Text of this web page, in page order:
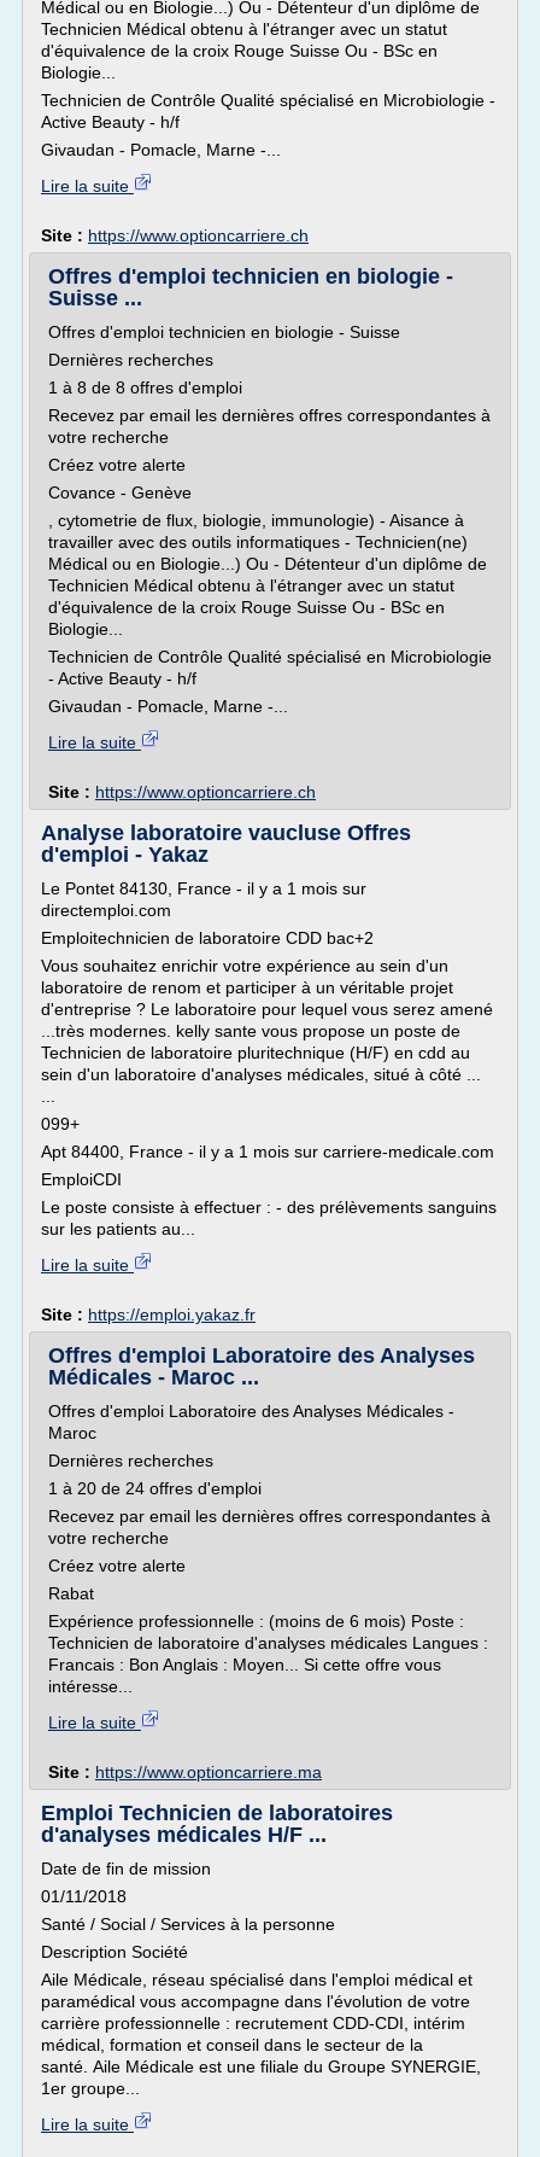
Médical ou en Biologie...) Ou - Détenteur d'un diplôme de
Technicien Médical obtenu à l'étranger avec un statut
d'équivalence de la croix Rouge Suisse Ou - BSc en
Biologie...
Technicien de Contrôle Qualité spécialisé en Microbiologie -
Active Beauty - h/f
Givaudan - Pomacle, Marne -...
Lire la suite
Site : https://www.optioncarriere.ch
Offres d'emploi technicien en biologie -
Suisse ...
Offres d'emploi technicien en biologie - Suisse
Dernières recherches
1 à 8 de 8 offres d'emploi
Recevez par email les dernières offres correspondantes à
votre recherche
Créez votre alerte
Covance - Genève
, cytometrie de flux, biologie, immunologie) - Aisance à
travailler avec des outils informatiques - Technicien(ne)
Médical ou en Biologie...) Ou - Détenteur d'un diplôme de
Technicien Médical obtenu à l'étranger avec un statut
d'équivalence de la croix Rouge Suisse Ou - BSc en
Biologie...
Technicien de Contrôle Qualité spécialisé en Microbiologie
- Active Beauty - h/f
Givaudan - Pomacle, Marne -...
Lire la suite
Site : https://www.optioncarriere.ch
Analyse laboratoire vaucluse Offres
d'emploi - Yakaz
Le Pontet 84130, France - il y a 1 mois sur
directemploi.com
Emploitechnicien de laboratoire CDD bac+2
Vous souhaitez enrichir votre expérience au sein d'un
laboratoire de renom et participer à un véritable projet
d'entreprise ? Le laboratoire pour lequel vous serez amené
...très modernes. kelly sante vous propose un poste de
Technicien de laboratoire pluritechnique (H/F) en cdd au
sein d'un laboratoire d'analyses médicales, situé à côté ...
099+
Apt 84400, France - il y a 1 mois sur carriere-medicale.com
EmploiCDI
Le poste consiste à effectuer : - des prélèvements sanguins
sur les patients au...
Lire la suite
Site : https://emploi.yakaz.fr
Offres d'emploi Laboratoire des Analyses
Médicales - Maroc ...
Offres d'emploi Laboratoire des Analyses Médicales -
Maroc
Dernières recherches
1 à 20 de 24 offres d'emploi
Recevez par email les dernières offres correspondantes à
votre recherche
Créez votre alerte
Rabat
Expérience professionnelle : (moins de 6 mois) Poste :
Technicien de laboratoire d'analyses médicales Langues :
Francais : Bon Anglais : Moyen... Si cette offre vous
intéresse...
Lire la suite
Site : https://www.optioncarriere.ma
Emploi Technicien de laboratoires
d'analyses médicales H/F ...
Date de fin de mission
01/11/2018
Santé / Social / Services à la personne
Description Société
Aile Médicale, réseau spécialisé dans l'emploi médical et
paramédical vous accompagne dans l'évolution de votre
carrière professionnelle : recrutement CDD-CDI, intérim
médical, formation et conseil dans le secteur de la
santé. Aile Médicale est une filiale du Groupe SYNERGIE,
1er groupe...
Lire la suite